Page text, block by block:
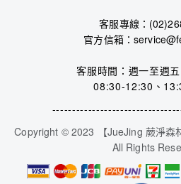
客服專線：
官方信箱：
客服時間： 週一至週
08:30-12:30、
-------------------
Copyright © 2023 【JueJing 蕨淨森
All Rights